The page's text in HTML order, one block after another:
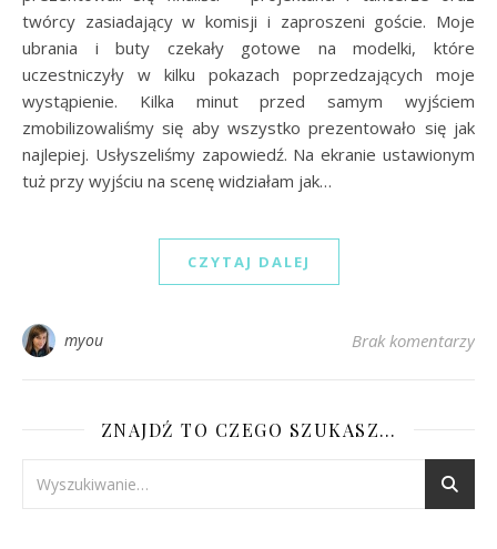
twórcy zasiadający w komisji i zaproszeni goście. Moje
ubrania i buty czekały gotowe na modelki, które
uczestniczyły w kilku pokazach poprzedzających moje
wystąpienie. Kilka minut przed samym wyjściem
zmobilizowaliśmy się aby wszystko prezentowało się jak
najlepiej. Usłyszeliśmy zapowiedź. Na ekranie ustawionym
tuż przy wyjściu na scenę widziałam jak…
CZYTAJ DALEJ
myou Brak komentarzy
ZNAJDŹ TO CZEGO SZUKASZ…